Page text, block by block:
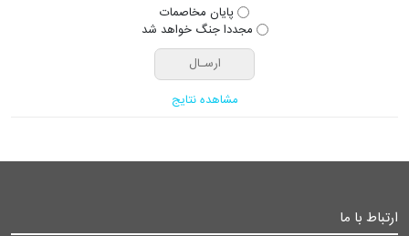
پایان مخاصمات
مجددا جنگ خواهد شد
مشاهده نتایج
ارتباط با ما